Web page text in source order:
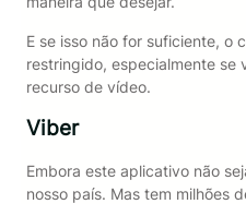
E se isso não for suficiente, o
restringido, especialmente se
recurso de vídeo.
Viber
Embora este aplicativo não
nosso país. Mas tem milhões